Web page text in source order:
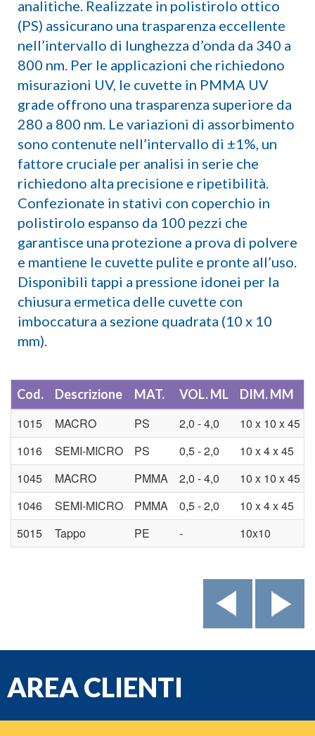
analitiche. Realizzate in polistirolo ottico
(PS) assicurano una trasparenza eccellente
nell’intervallo di lunghezza d’onda da 340 a
800 nm. Per le applicazioni che richiedono
misurazioni UV, le cuvette in PMMA UV
grade offrono una trasparenza superiore da
280 a 800 nm. Le variazioni di assorbimento
sono contenute nell’intervallo di ±1%, un
fattore cruciale per analisi in serie che
richiedono alta precisione e ripetibilità.
Confezionate in stativi con coperchio in
polistirolo espanso da 100 pezzi che
garantisce una protezione a prova di polvere
e mantiene le cuvette pulite e pronte all’uso.
Disponibili tappi a pressione idonei per la
chiusura ermetica delle cuvette con
imboccatura a sezione quadrata (10 x 10
mm).
Cod. Descrizione MAT. VOL. ML DIM. MM
1015 MACRO PS 2,0 - 4,0
10 x 10 x 45
1016
SEMI-MICRO PS 0,5 - 2,0
10 x 4 x 45
1045
MACRO PMMA 2,0 - 4,0
10 x 10 x 45
1046
SEMI-MICRO PMMA 0,5 - 2,0
10 x 4 x 45
5015
Tappo PE - 10x10
AREA CLIENTI